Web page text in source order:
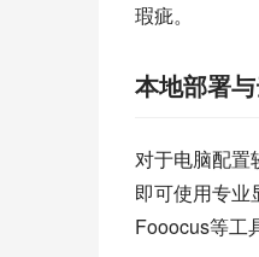
瑕疵。
本地部署
对于电脑配置
即可使用专业
Fooocus等工